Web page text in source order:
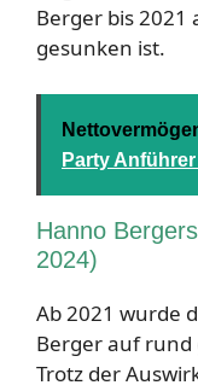
Berger bis
gesunken ist.
Party
Hanno
2024)
Ab 2021 wurde
Berger auf rund
Trotz der